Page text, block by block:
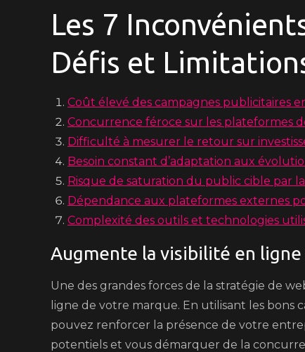
Les 7
Défis et
Coût élevé des campagnes publicitaires
Concurrence féroce sur les plateformes
Difficulté à mesurer le retour sur
Besoin constant d’adaptation aux
Risque de saturation du public cible par
Dépendance aux plateformes externes
Complexité des outils et technologies
Augmente la visibilité en
Une des grandes forces de la stratégie de
ligne de votre marque. En utilisant les
pouvez renforcer la présence de votre
potentiels et vous démarquer de la